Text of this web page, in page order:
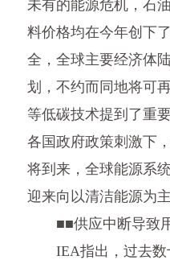
未有的能源危机，石
料价格均在今年创下
全，全球主要经济体
划，不约而同地将可
等低碳技术提到了重
各国政府政策刺激下
将到来，全球能源系
迎来向以清洁能源为
■■供应中断导致
IEA指出，过去数